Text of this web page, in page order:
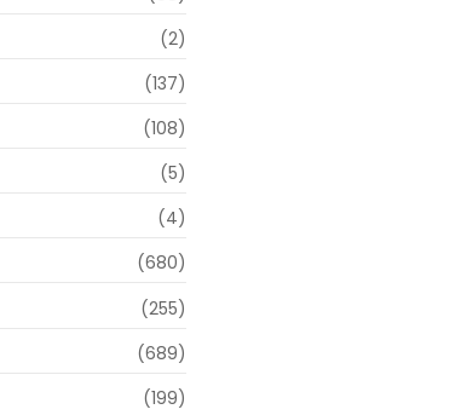
(2)
(137)
(108)
(5)
(4)
(680)
(255)
(689)
(199)